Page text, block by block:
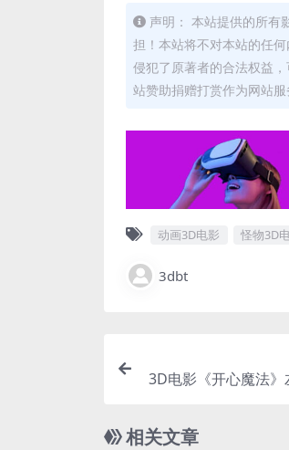
声明： 本站提供的所有
担！本站将不对本站的任
侵犯了原著者的合法权益
站赞助捐赠打赏作为网站
动画3D电影 怪物3D
3dbt
3D电影《开心魔法
相关文章